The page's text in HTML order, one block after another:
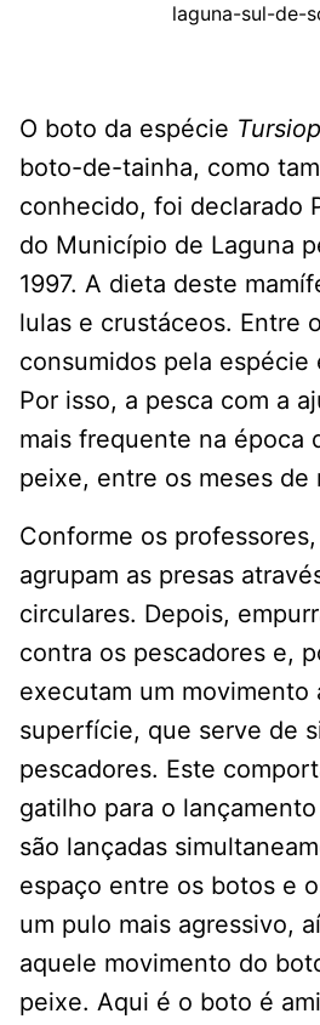
laguna-sul-de-
O boto da espécie
boto-de-tainha, como
conhecido, foi declarado
do Município de Laguna
1997. A dieta deste
lulas e crustáceos. Entre
consumidos pela espécie
Por isso, a pesca com a
mais frequente na época
peixe, entre os meses de
Conforme os
agrupam as presas
circulares. Depois,
contra os pescadores e,
executam um movimento
superfície, que serve de
pescadores. Este
gatilho para o
são lançadas
espaço entre os botos e
um pulo mais agressivo,
aquele movimento do
peixe. Aqui é o boto é